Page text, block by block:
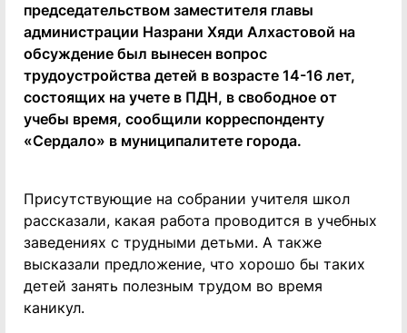
председательством заместителя главы
администрации Назрани Хяди Алхастовой на
обсуждение был вынесен вопрос
трудоустройства детей в возрасте 14-16 лет,
состоящих на учете в ПДН, в свободное от
учебы время, сообщили корреспонденту
«Сердало» в муниципалитете города.
Присутствующие на собрании учителя школ
рассказали, какая работа проводится в учебных
заведениях с трудными детьми. А также
высказали предложение, что хорошо бы таких
детей занять полезным трудом во время
каникул.